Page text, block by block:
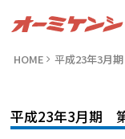
HOME 平成23年3月
平成23年3月期